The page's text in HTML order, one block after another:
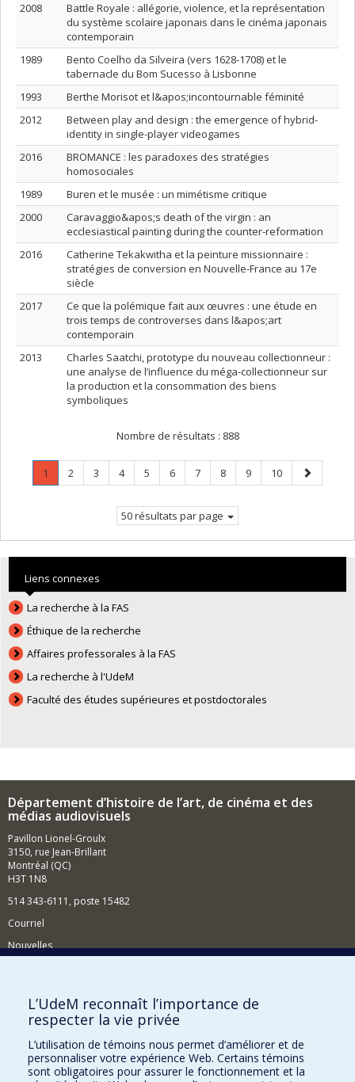
2008
Battle Royale : allégorie, violence, et la représentation
du système scolaire japonais dans le cinéma japonais
contemporain
1989
Bento Coelho da Silveira (vers 1628-1708) et le
tabernacle du Bom Sucesso à Lisbonne
1993
Berthe Morisot et l&apos;incontournable féminité
2012
Between play and design : the emergence of hybrid-
identity in single-player videogames
2016
BROMANCE : les paradoxes des stratégies
homosociales
1989
Buren et le musée : un mimétisme critique
2000
Caravaggio&apos;s death of the virgin : an
ecclesiastical painting during the counter-reformation
2016
Catherine Tekakwitha et la peinture missionnaire :
stratégies de conversion en Nouvelle-France au 17e
siècle
2017
Ce que la polémique fait aux œuvres : une étude en
trois temps de controverses dans l&apos;art
contemporain
2013
Charles Saatchi, prototype du nouveau collectionneur :
une analyse de l’influence du méga-collectionneur sur
la production et la consommation des biens
symboliques
Nombre de résultats : 888
Page
1
Page
Page
2 Page
3 Page
4 Page
5 Page
6 Page
7 Page
8 Page
9 Page
10
Page
suivante
50 résultats par page
Liens connexes
La recherche à la FAS
Éthique de la recherche
Affaires professorales à la FAS
La recherche à l'UdeM
Faculté des études supérieures et postdoctorales
Département d’histoire de l’art, de cinéma et des
médias audiovisuels
Pavillon Lionel-Groulx
3150, rue Jean-Brillant
Montréal (QC)
H3T 1N8
514 343-6111, poste 15482
Courriel
Nouvelles
Comment soutenir le Département?
BESOIN D'AIDE?
Plan du site
Signaler une erreur
L’UdeM reconnaît l’importance de
respecter la vie privée
L’utilisation de témoins nous permet d’améliorer et de
personnaliser votre expérience Web. Certains témoins
sont obligatoires pour assurer le fonctionnement et la